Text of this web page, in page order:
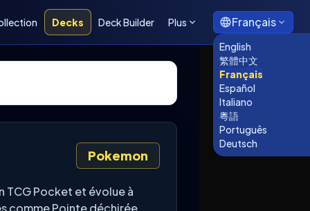
Decks Deck Builder Plus Français
English
繁體中文
Français
Español
Italiano
粵語
Português
Deutsch
Pokemon
TCG Pocket et évolue à
comme Pointe déchirée.